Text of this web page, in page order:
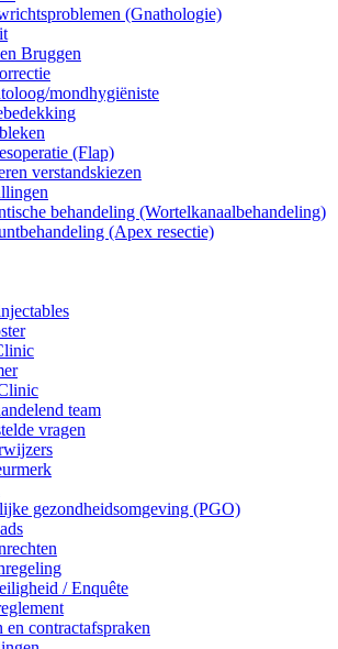
(Gnathologie)
Bruggen
mondhygiëniste
(Flap)
verstandskiezen
behandeling (Wortelkanaalbehandeling)
(Apex resectie)
team
vragen
gezondheidsomgeving (PGO)
/ Enquête
en contractafspraken